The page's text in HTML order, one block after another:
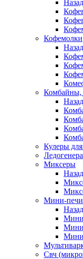
Назад
Кофемолки
Назад
Комбайны,
Назад
Кулеры
Миксеры
Назад
Мини-печи
Назад
Свч